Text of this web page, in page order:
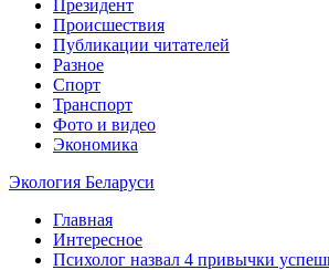
Президент
Происшествия
Публикации читателей
Разное
Спорт
Транспорт
Фото и видео
Экономика
Экология Беларуси
Главная
Интересное
Психолог назвал 4 привычки